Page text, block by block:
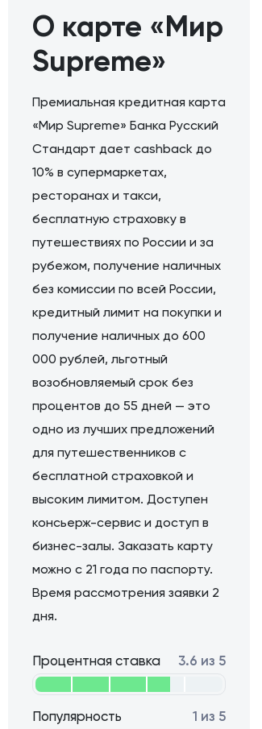
О карте «Мир
Supreme»
Премиальная кредитная карта
«Мир Supreme» Банка Русский
Стандарт дает cashback до
10% в супермаркетах,
ресторанах и такси,
бесплатную страховку в
путешествиях по России и за
рубежом, получение наличных
без комиссии по всей России,
кредитный лимит на покупки и
получение наличных до 600
000 рублей, льготный
возобновляемый срок без
процентов до 55 дней — это
одно из лучших предложений
для путешественников с
бесплатной страховкой и
высоким лимитом. Доступен
консьерж-сервис и доступ в
бизнес-залы. Заказать карту
можно с 21 года по паспорту.
Время рассмотрения заявки 2
дня.
Процентная ставка 3.6 из 5
Популярность 1 из 5